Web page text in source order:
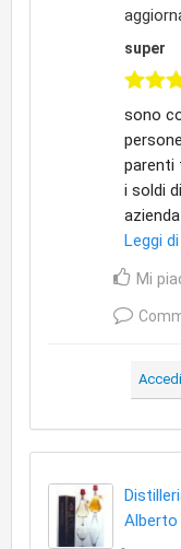
super
sono
parenti
i soldi
Leggi
Mi
Accedi
Alberto